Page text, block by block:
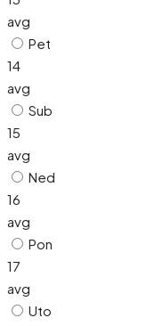
avg
Pet
14
avg
Sub
15
avg
Ned
16
avg
Pon
17
avg
Uto